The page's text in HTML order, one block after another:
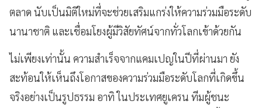
ตลาด นับเป็นมิติใหม่ที่จะช่วยเสริมแกร่งให้ความร่วมมือระดับ
นานาชาติ และเชื่อมโยงผู้มีวิสัยทัศน์จากทั่วโลกเข้าด้วยกัน
ไม่เพียงเท่านั้น ความสำเร็จจากแคมเปญในปีที่ผ่านมา ยัง
สะท้อนให้เห็นถึงโอกาสของความร่วมมือระดับโลกที่เกิดขึ้น
จริงอย่างเป็นรูปธรรม อาทิ ในประเทศยูเครน ทีมผู้ชนะ